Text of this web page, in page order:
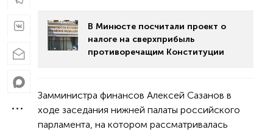
В Минюсте посчитали проект о
налоге на сверхприбыль
противоречащим Конституции
Замминистра финансов Алексей Сазанов в
ходе заседания нижней палаты российского
парламента, на котором рассматривалась